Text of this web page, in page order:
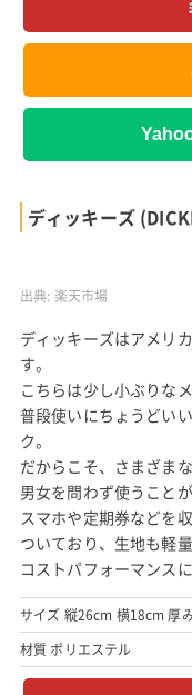
こちらはサンフランシ
クショップのメッセン
企画から縫製、すべて
その品質の高さや機能
ラップなど、タフな環
サイズ 縦26cm 横41cm 厚
出典:楽天市場